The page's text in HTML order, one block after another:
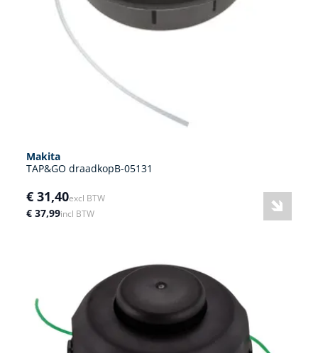
Makita
TAP&GO draadkopB-05131
€ 31,40excl BTW
€ 37,99incl BTW